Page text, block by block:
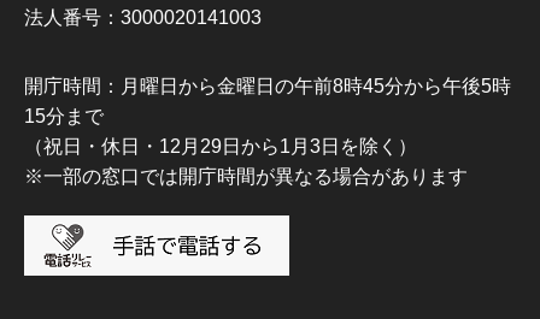
法人番号：3000020141003
開庁時間：月曜日から金曜日の午前8時45分から午後5時
15分まで
（祝日・休日・12月29日から1月3日を除く）
※一部の窓口では開庁時間が異なる場合があります